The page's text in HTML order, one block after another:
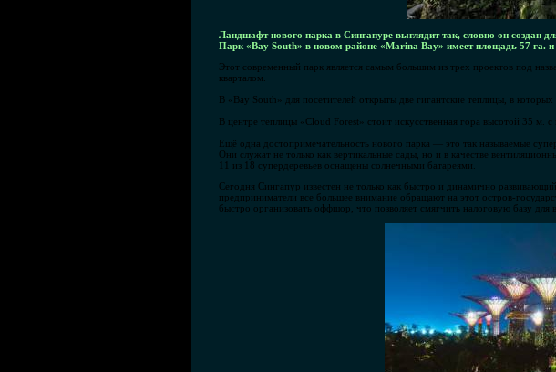
Ландшафт нового парка в Сингапуре выглядит так, словно он создан
Парк «Bay South» в новом районе «Marina Bay» имеет площадь 57 га.
Этот современный парк является самым большим из трех проектов под
кварталом.
В «Bay South» для посетителей открыты две гигантские теплицы, в
В центре теплицы «Cloud Forest» стоит искусственная гора высотой 35 м.
Ещё одна достопримечательность нового парка — это так называемые
Они служат не только как вертикальные сады, но и в качестве
11 из 18 супердеревьев оснащены солнечными батареями.
Сегодня Сингапур известен не только как быстро и динамично
предприниматели все большее внимание обращают на этот остров-
быстро организовать оффшор, что позволяет смягчить налоговую базу для